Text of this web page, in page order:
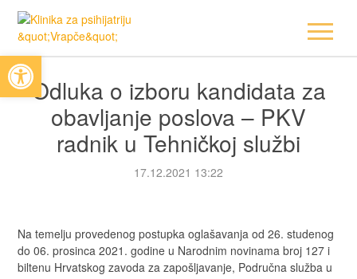
Odluka o izboru kandidata za
obavljanje poslova – PKV
radnik u Tehničkoj službi
17.12.2021 13:22
Na temelju provedenog postupka oglašavanja od 26. studenog
do 06. prosinca 2021. godine u Narodnim novinama broj 127 i
biltenu Hrvatskog zavoda za zapošljavanje, Područna služba u
Open toolbar